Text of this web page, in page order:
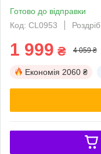
Готово до відправки
Код: CL0953
Роздріб
1 999 ₴ 4 059 ₴
Економія 2060 ₴